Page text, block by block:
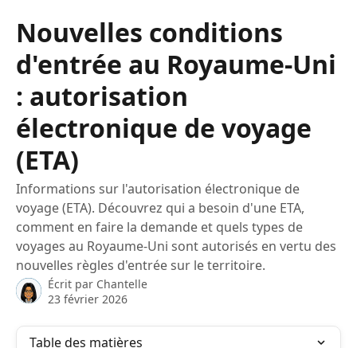
Nouvelles conditions
d'entrée au Royaume-Uni
: autorisation
électronique de voyage
(ETA)
Informations sur l'autorisation électronique de
voyage (ETA). Découvrez qui a besoin d'une ETA,
comment en faire la demande et quels types de
voyages au Royaume-Uni sont autorisés en vertu des
nouvelles règles d'entrée sur le territoire.
Écrit par Chantelle
23 février 2026
Table des matières